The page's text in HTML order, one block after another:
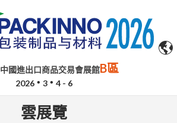
中國進出口商品交易會展館B區
2026 3 4 - 6
雲展覽